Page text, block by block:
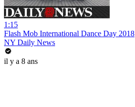
1:15
Flash Mob International Dance Day 2018
NY Daily News
il y a 8 ans